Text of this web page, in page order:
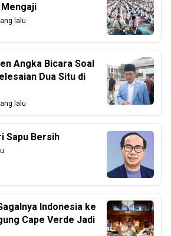
lalu
Angka Bicara Soal
Dua Situ di
lalu
Sapu Bersih
Indonesia ke
Cape Verde Jadi